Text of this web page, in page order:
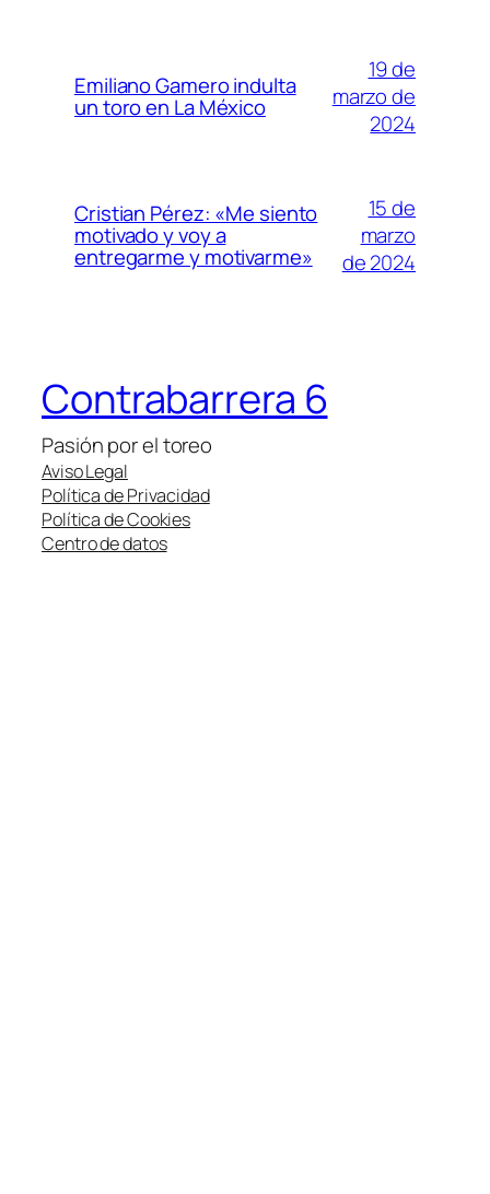
Emiliano Gamero indulta
un toro en La México
19 de
marzo de
2024
Cristian Pérez: «Me siento
motivado y voy a
entregarme y motivarme»
15 de
marzo
de 2024
Contrabarrera 6
Pasión por el toreo
Aviso Legal
Política de Privacidad
Política de Cookies
Centro de datos